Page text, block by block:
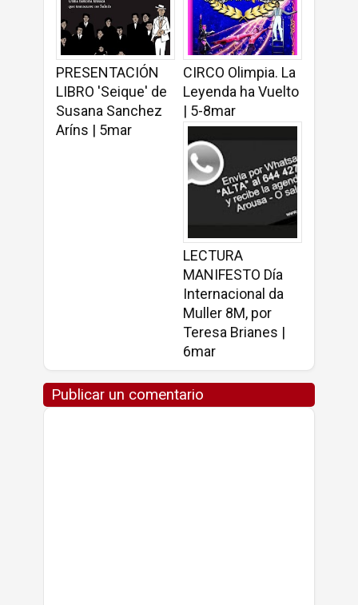
PRESENTACIÓN
LIBRO 'Seique' de
Susana Sanchez
Aríns | 5mar
CIRCO Olimpia. La
Leyenda ha Vuelto
| 5-8mar
LECTURA
MANIFESTO Día
Internacional da
Muller 8M, por
Teresa Brianes |
6mar
Publicar un comentario